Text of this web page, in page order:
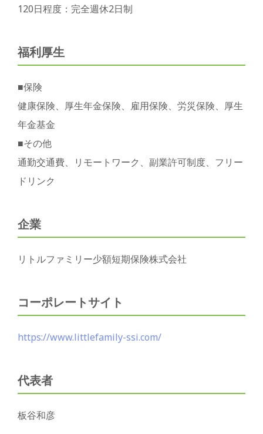
120日程度：完全週休2日制
福利厚生
■保険
健康保険、厚生年金保険、雇用保険、労災保険、厚生
年金基金
■その他
通勤交通費、リモートワーク、副業許可制度、フリー
ドリンク
企業
リトルファミリー少額短期保険株式会社
コーポレートサイト
https://www.littlefamily-ssi.com/
代表者
板谷和彦